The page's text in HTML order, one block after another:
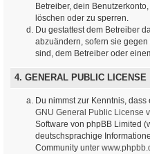
Betreiber, dein
löschen oder zu sperren.
Du gestattest dem Betreiber
abzuändern, sofern sie
sind, dem Betreiber oder
4. GENERAL PUBLIC LICENSE
Du nimmst zur Kenntnis,
GNU General Public License
Software von phpBB Limited (
deutschsprachige
Community unter